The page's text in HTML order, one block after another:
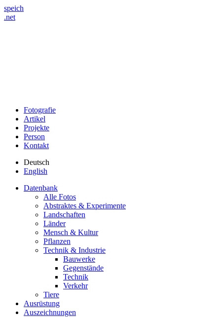
speich
.net
Fotografie
Artikel
Projekte
Person
Kontakt
Deutsch
English
Datenbank
Alle Fotos
Abstraktes & Experimente
Landschaften
Länder
Mensch & Kultur
Pflanzen
Technik & Industrie
Bauwerke
Gegenstände
Technik
Verkehr
Tiere
Ausrüstung
Auszeichnungen